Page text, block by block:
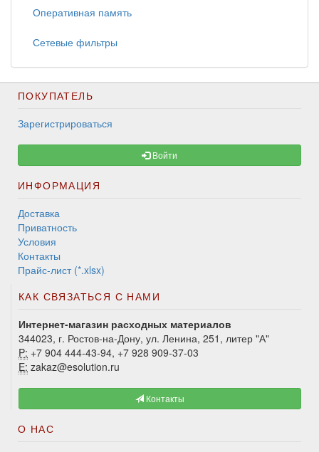
Оперативная память
Сетевые фильтры
ПОКУПАТЕЛЬ
Зарегистрироваться
Войти
ИНФОРМАЦИЯ
Доставка
Приватность
Условия
Контакты
Прайс-лист (*.xlsx)
КАК СВЯЗАТЬСЯ С НАМИ
Интернет-магазин расходных материалов
344023, г. Ростов-на-Дону, ул. Ленина, 251, литер "А"
P: +7 904 444-43-94, +7 928 909-37-03
E: zakaz@esolution.ru
Контакты
О НАС